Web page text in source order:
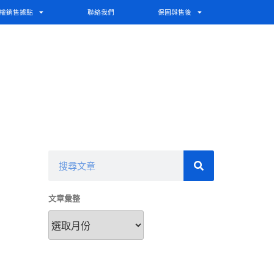
銷售據點 聯絡我們 保固與售後
文章彙整